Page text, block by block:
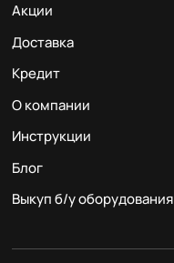
Акции
Доставка
Кредит
О компании
Инструкции
Блог
Выкуп б/у оборудования